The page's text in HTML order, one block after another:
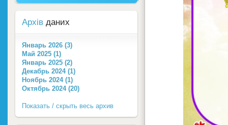
Архів даних
Январь 2026 (3)
Май 2025 (1)
Январь 2025 (2)
Декабрь 2024 (1)
Ноябрь 2024 (1)
Октябрь 2024 (20)
Показать / скрыть весь архив